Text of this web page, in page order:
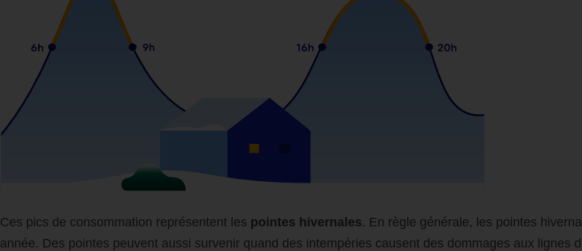
Ces pics de consommation représentent les pointes hivernales. En règle générale, les pointes
année. Des pointes peuvent aussi survenir quand des intempéries causent des dommages aux lignes